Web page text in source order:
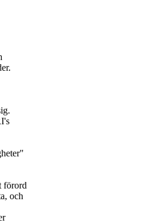
förord
och